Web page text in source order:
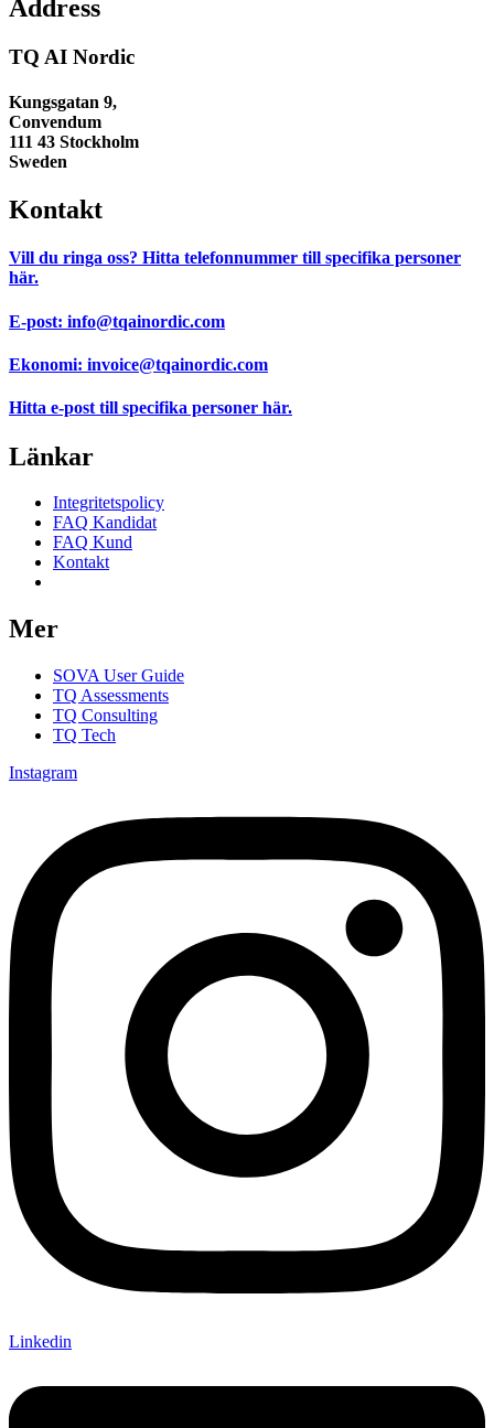
Address
TQ AI Nordic
Kungsgatan 9,
Convendum
111 43 Stockholm
Sweden
Kontakt
Vill du ringa oss? Hitta telefonnummer till specifika personer
här.
E-post: info@tqainordic.com
Ekonomi: invoice@tqainordic.com
Hitta e-post till specifika personer här.
Länkar
Integritetspolicy
FAQ Kandidat
FAQ Kund
Kontakt
Mer
SOVA User Guide
TQ Assessments
TQ Consulting
TQ Tech
Instagram
Linkedin